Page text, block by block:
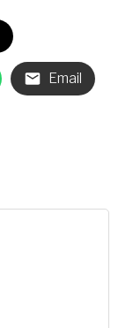
Email